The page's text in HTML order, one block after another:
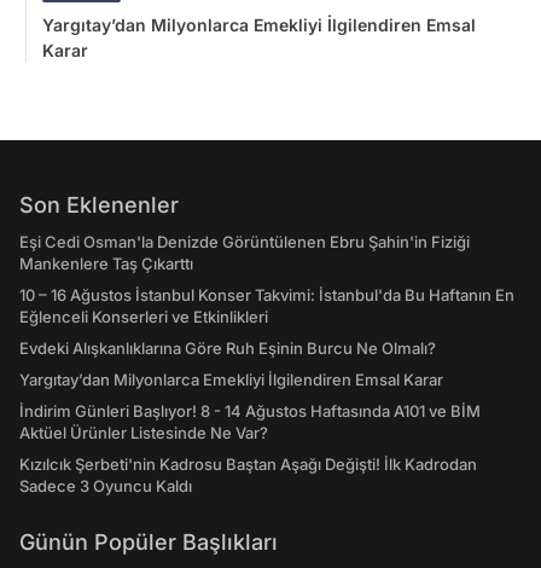
Yargıtay’dan Milyonlarca Emekliyi İlgilendiren Emsal
Karar
Son Eklenenler
Eşi Cedi Osman'la Denizde Görüntülenen Ebru Şahin'in Fiziği
Mankenlere Taş Çıkarttı
10 – 16 Ağustos İstanbul Konser Takvimi: İstanbul'da Bu Haftanın En
Eğlenceli Konserleri ve Etkinlikleri
Evdeki Alışkanlıklarına Göre Ruh Eşinin Burcu Ne Olmalı?
Yargıtay’dan Milyonlarca Emekliyi İlgilendiren Emsal Karar
İndirim Günleri Başlıyor! 8 - 14 Ağustos Haftasında A101 ve BİM
Aktüel Ürünler Listesinde Ne Var?
Kızılcık Şerbeti'nin Kadrosu Baştan Aşağı Değişti! İlk Kadrodan
Sadece 3 Oyuncu Kaldı
Günün Popüler Başlıkları